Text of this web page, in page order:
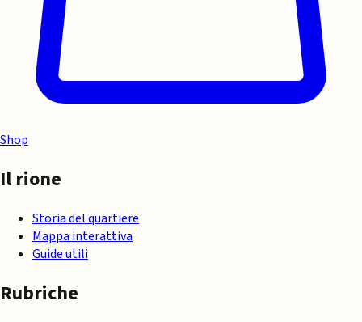
Shop
Il rione
Storia del quartiere
Mappa interattiva
Guide utili
Rubriche